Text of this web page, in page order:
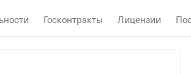
Госконтракты Лицензии